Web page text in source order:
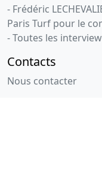
- Frédéric
Paris Turf pour le
- Toutes les
Contacts
Nous contacter